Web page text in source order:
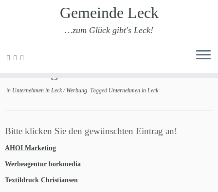
Zum
Gemeinde Leck
…zum Glück gibt's Leck!
in Unternehmen in Leck/ Werbung Tagged Unternehmen in Leck
Bitte klicken Sie den gewünschten Eintrag an!
AHOI Marketing
Werbeagentur borkmedia
Textildruck Christiansen